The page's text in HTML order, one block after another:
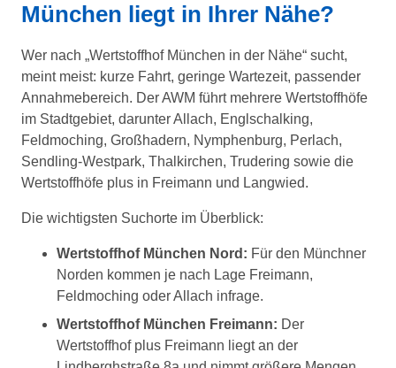
München liegt in Ihrer Nähe?
Wer nach „Wertstoffhof München in der Nähe“ sucht,
meint meist: kurze Fahrt, geringe Wartezeit, passender
Annahmebereich. Der AWM führt mehrere Wertstoffhöfe
im Stadtgebiet, darunter Allach, Englschalking,
Feldmoching, Großhadern, Nymphenburg, Perlach,
Sendling-Westpark, Thalkirchen, Trudering sowie die
Wertstoffhöfe plus in Freimann und Langwied.
Die wichtigsten Suchorte im Überblick:
Wertstoffhof München Nord: Für den Münchner
Norden kommen je nach Lage Freimann,
Feldmoching oder Allach infrage.
Wertstoffhof München Freimann: Der
Wertstoffhof plus Freimann liegt an der